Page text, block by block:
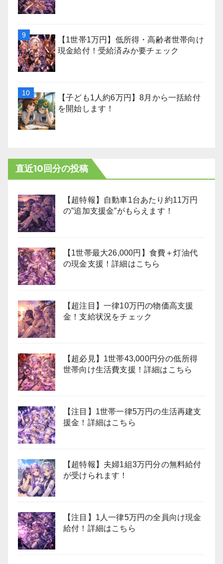
【1世帯1万円】低所得・高齢者世帯向け
現金給付！受給済みか要チェック
【子ども1人約6万円】8月から一括給付
を開始します！
直近10回分の投稿
【超特報】自動車1台あたり約11万円
の”追加支援金”がもらえます！
【1世帯最大26,000円】食費＋灯油代
の現金支援！詳細はこちら
【超注目】一律10万円の物価高支援
金！支給状況をチェック
【超必見】1世帯43,000円分の低所得
世帯向け生活費支援！詳細はこちら
【注目】1世帯一律5万円の生活再建支
援金！詳細はこちら
【超特報】夫婦1組3万円分の無料給付
が受けられます！
【注目】1人一律5万円の全員向け現金
給付！詳細はこちら